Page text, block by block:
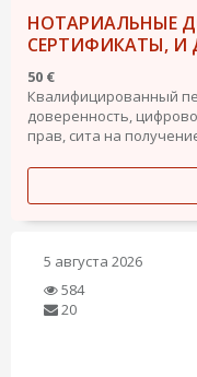
НОТАРИАЛЬНЫЕ
СЕРТИФИКАТЫ, И
50 €
Квалифицированный
доверенность,
прав, сита на
5 августа 2026
584
20